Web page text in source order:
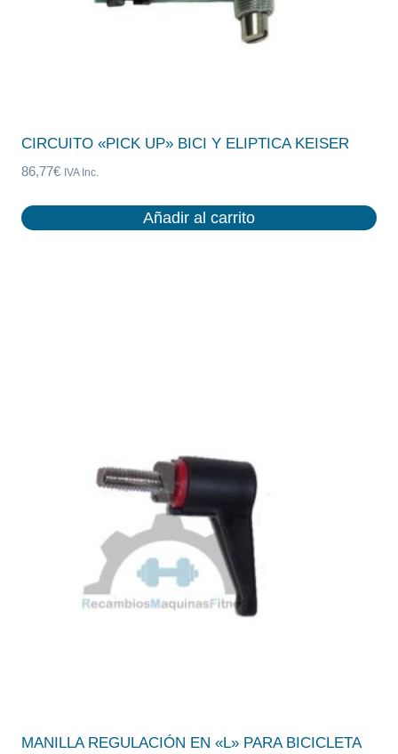
CIRCUITO «PICK UP» BICI Y ELIPTICA KEISER
86,77€ IVA Inc.
Añadir al carrito
MANILLA REGULACIÓN EN «L» PARA BICICLETA